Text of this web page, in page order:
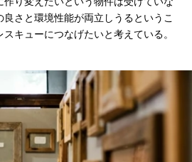
さと環境性能が両立しうるというこ
キューにつなげたいと考えている。